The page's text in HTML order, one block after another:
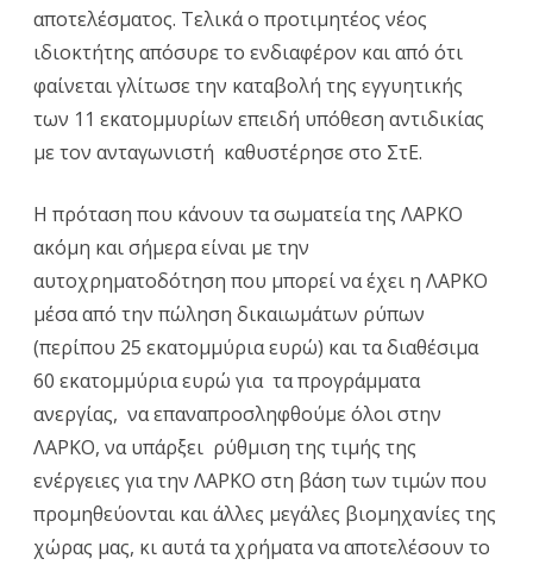
αποτελέσματος. Τελικά ο προτιμητέος νέος
ιδιοκτήτης απόσυρε το ενδιαφέρον και από ότι
φαίνεται γλίτωσε την καταβολή της εγγυητικής
των 11 εκατομμυρίων επειδή υπόθεση αντιδικίας
με τον ανταγωνιστή καθυστέρησε στο ΣτΕ.
Η πρόταση που κάνουν τα σωματεία της ΛΑΡΚΟ
ακόμη και σήμερα είναι με την
αυτοχρηματοδότηση που μπορεί να έχει η ΛΑΡΚΟ
μέσα από την πώληση δικαιωμάτων ρύπων
(περίπου 25 εκατομμύρια ευρώ) και τα διαθέσιμα
60 εκατομμύρια ευρώ για τα προγράμματα
ανεργίας, να επαναπροσληφθούμε όλοι στην
ΛΑΡΚΟ, να υπάρξει ρύθμιση της τιμής της
ενέργειες για την ΛΑΡΚΟ στη βάση των τιμών που
προμηθεύονται και άλλες μεγάλες βιομηχανίες της
χώρας μας, κι αυτά τα χρήματα να αποτελέσουν το